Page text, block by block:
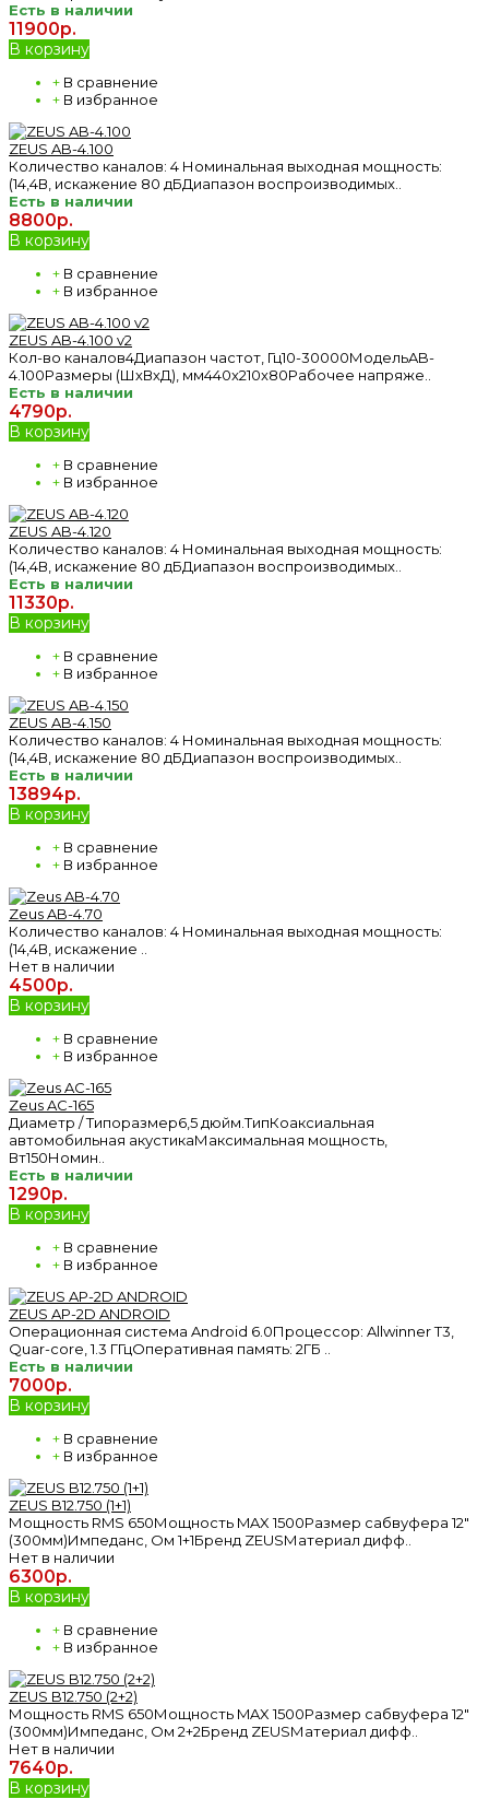
Есть в наличии
11900р.
В корзину
+ В сравнение
+ В избранное
ZEUS AB-4.100
Количество каналов: 4 Номинальная выходная мощность:
(14,4В, искажение 80 дБДиапазон воспроизводимых..
Есть в наличии
8800р.
В корзину
+ В сравнение
+ В избранное
ZEUS AB-4.100 v2
Кол-во каналов4Диапазон частот, Гц10-30000МодельAB-
4.100Размеры (ШхВхД), мм440x210x80Рабочее напряже..
Есть в наличии
4790р.
В корзину
+ В сравнение
+ В избранное
ZEUS AB-4.120
Количество каналов: 4 Номинальная выходная мощность:
(14,4В, искажение 80 дБДиапазон воспроизводимых..
Есть в наличии
11330р.
В корзину
+ В сравнение
+ В избранное
ZEUS AB-4.150
Количество каналов: 4 Номинальная выходная мощность:
(14,4В, искажение 80 дБДиапазон воспроизводимых..
Есть в наличии
13894р.
В корзину
+ В сравнение
+ В избранное
Zeus AB-4.70
Количество каналов: 4 Номинальная выходная мощность:
(14,4В, искажение ..
Нет в наличии
4500р.
В корзину
+ В сравнение
+ В избранное
Zeus AC-165
Диаметр / Типоразмер6,5 дюйм.ТипКоаксиальная
автомобильная акустикаМаксимальная мощность,
Вт150Номин..
Есть в наличии
1290р.
В корзину
+ В сравнение
+ В избранное
ZEUS AP-2D ANDROID
Операционная система Android 6.0Процессор: Allwinner T3,
Quar-core, 1.3 ГГцОперативная память: 2ГБ ..
Есть в наличии
7000р.
В корзину
+ В сравнение
+ В избранное
ZEUS B12.750 (1+1)
Мощность RMS 650Мощность MAX 1500Размер сабвуфера 12"
(300мм)Импеданс, Ом 1+1Бренд ZEUSМатериал дифф..
Нет в наличии
6300р.
В корзину
+ В сравнение
+ В избранное
ZEUS B12.750 (2+2)
Мощность RMS 650Мощность MAX 1500Размер сабвуфера 12"
(300мм)Импеданс, Ом 2+2Бренд ZEUSМатериал дифф..
Нет в наличии
7640р.
В корзину